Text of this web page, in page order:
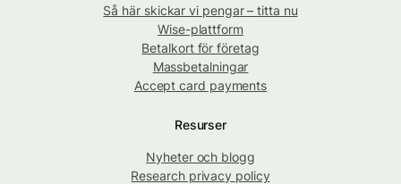
Så här skickar vi pengar – titta nu
Wise-plattform
Betalkort för företag
Massbetalningar
Accept card payments
Resurser
Nyheter och blogg
Research privacy policy